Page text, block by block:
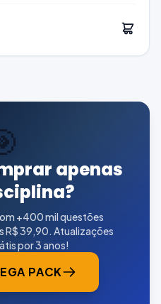
apenas
+400 mil questões
R$ 39,90. Atualizações
por 3 anos!
PACK